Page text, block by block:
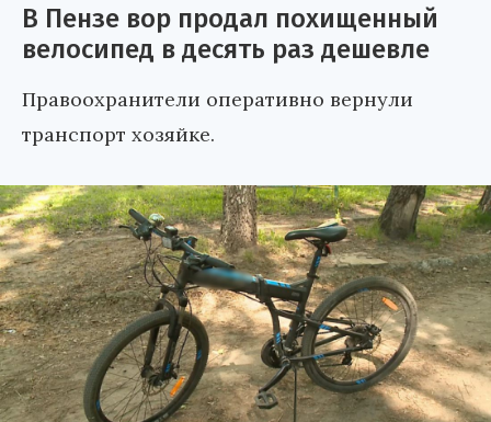
В Пензе вор продал похищенный
велосипед в десять раз дешевле
Правоохранители оперативно вернули
транспорт хозяйке.